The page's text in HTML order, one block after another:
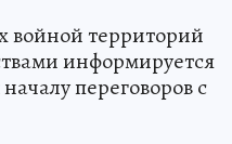
войной территорий
информируется
переговоров с